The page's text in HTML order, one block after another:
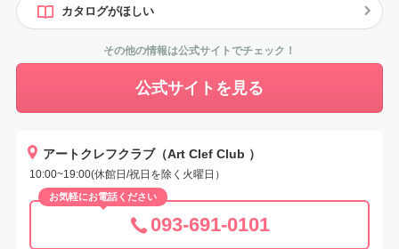
カタログがほしい
その他の情報は公式サイトでチェック！
公式サイトを見る
アートクレフクラブ（Art Clef Club ）
10:00~19:00(休館日/祝日を除く火曜日）
お気軽にお電話ください
093-691-0101